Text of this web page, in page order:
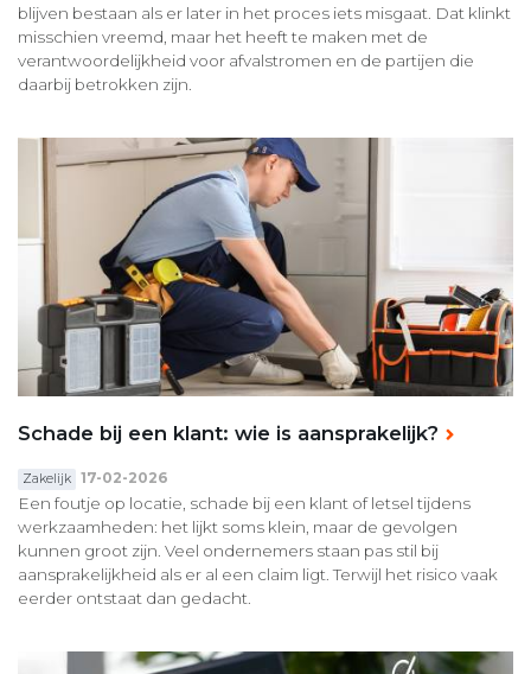
blijven bestaan als er later in het proces iets misgaat. Dat klinkt
misschien vreemd, maar het heeft te maken met de
verantwoordelijkheid voor afvalstromen en de partijen die
daarbij betrokken zijn.
Schade bij een klant: wie is aansprakelijk?
Zakelijk 17-02-2026
Een foutje op locatie, schade bij een klant of letsel tijdens
werkzaamheden: het lijkt soms klein, maar de gevolgen
kunnen groot zijn. Veel ondernemers staan pas stil bij
aansprakelijkheid als er al een claim ligt. Terwijl het risico vaak
eerder ontstaat dan gedacht.